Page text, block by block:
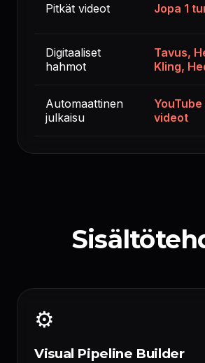
Pitkät videot Jopa 1
Digitaaliset
hahmot
Tavus,
Kling,
Automaattinen
julkaisu
videot
⚙️
Visual Pipeline Builder